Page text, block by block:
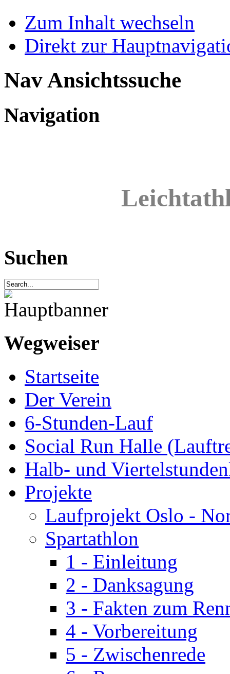
Zum Inhalt wechseln
Direkt zur
Nav Ansichtssuche
Navigation
Suchen
Wegweiser
Startseite
Der Verein
6-Stunden-Lauf
Social Run Halle
Halb- und
Projekte
Laufprojekt Oslo -
Spartathlon
1 - Einleitung
2 - Danksagung
3 - Fakten zum
4 - Vorbereitung
5 - Zwischenrede